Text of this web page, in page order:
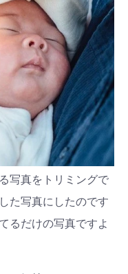
写真をトリミングで
た写真にしたのです
るだけの写真ですよ